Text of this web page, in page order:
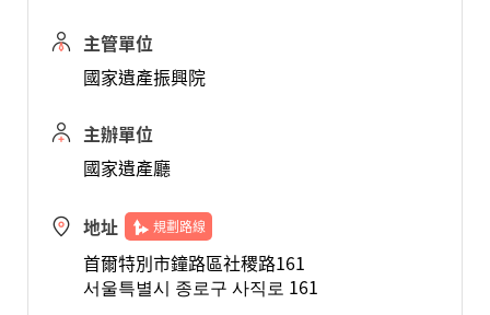
主管單位
國家遺產振興院
主辦單位
國家遺產廳
地址 規劃路線
首爾特別市鐘路區社稷路161
서울특별시 종로구 사직로 161